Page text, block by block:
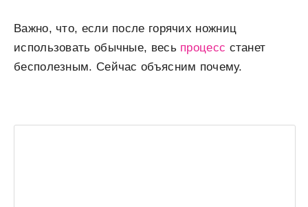
Важно, что, если после горячих ножниц
использовать обычные, весь процесс станет
бесполезным. Сейчас объясним почему.